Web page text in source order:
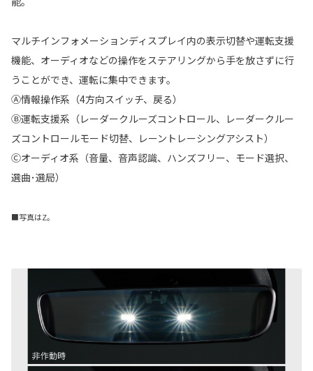
マルチインフォメーションディスプレイ内の表示切替や運転支援
機能、オーディオなどの操作をステアリングから手を放さずに行
うことができ、運転に集中できます。
Ⓐ情報操作系（4方向スイッチ、戻る）
Ⓑ運転支援系（レーダークルーズコントロール、レーダークルー
ズコントロールモード切替、レーントレーシングアシスト）
Ⓒオーディオ系（音量、音声認識、ハンズフリー、モード選択、
選曲･選局）
■写真はZ。